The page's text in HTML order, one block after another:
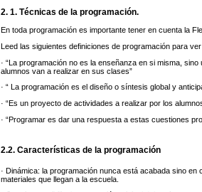
2. 1. Técnicas de la programación.
En toda programación es importante tener en cuenta la
Leed las siguientes definiciones de programación para
· “La programación no es la enseñanza en si misma,
alumnos van a realizar en sus clases”
· “ La programación es el diseño o síntesis global y
· “Es un proyecto de actividades a realizar por los
· “Programar es dar una respuesta a estas cuestiones
2.2. Características de la programación
· Dinámica: la programación nunca está acabada sino
materiales que llegan a la escuela.